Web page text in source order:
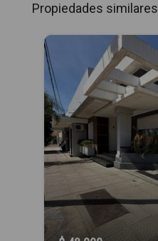
Propiedades similares